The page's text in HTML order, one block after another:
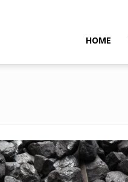
HOME